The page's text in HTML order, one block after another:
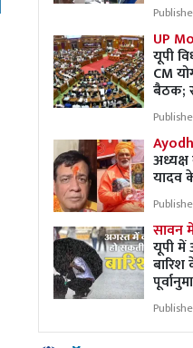
UP
यूपी
CM
बैठक;
यादव
सावन
यूपी में